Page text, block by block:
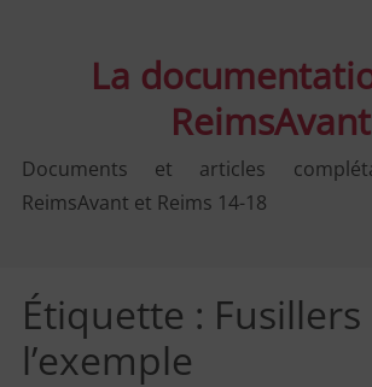
La
ReimsAvant
Documents et articles
ReimsAvant et Reims 14-18
Étiquette :
l’exemple